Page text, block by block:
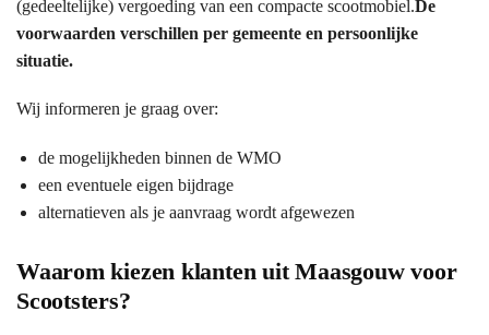
(gedeeltelijke) vergoeding van een compacte scootmobiel.De
voorwaarden verschillen per gemeente en persoonlijke
situatie.
Wij informeren je graag over:
de mogelijkheden binnen de WMO
een eventuele eigen bijdrage
alternatieven als je aanvraag wordt afgewezen
Waarom kiezen klanten uit Maasgouw voor
Scootsters?